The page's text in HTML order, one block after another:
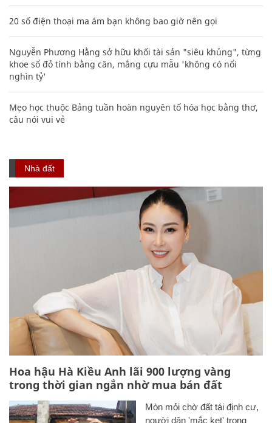
20 số điện thoại ma ám bạn không bao giờ nên gọi
Nguyễn Phương Hằng sở hữu khối tài sản "siêu khủng", từng
khoe sổ đỏ tính bằng cân, mắng cựu mẫu 'không có nổi
nghìn tỷ'
Mẹo học thuộc Bảng tuần hoàn nguyên tố hóa học bằng thơ,
câu nói vui vẻ
Nhà đất
Hoa hậu Hà Kiều Anh lãi 900 lượng vàng
trong thời gian ngắn nhờ mua bán đất
Mòn mỏi chờ đất tái định cư,
người dân 'mắc kẹt' trong